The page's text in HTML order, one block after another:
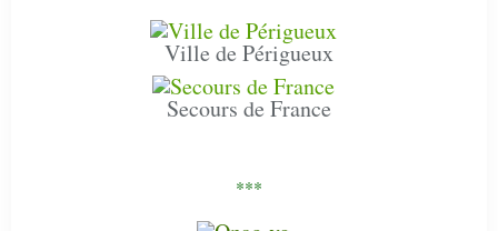
Ville de Périgueux
Secours de France
***